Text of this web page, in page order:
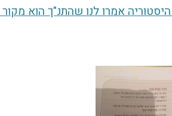
אמרו לנו שהתנ"ך הוא